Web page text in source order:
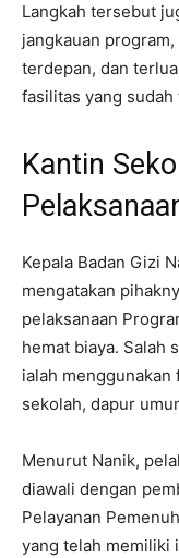
Langkah tersebut
jangkauan
terdepan, dan
fasilitas yang
Kantin
Kepala Badan Gizi
mengatakan
pelaksanaan
hemat biaya. Salah
ialah
sekolah, dapur
Menurut Nanik,
diawali dengan
Pelayanan
yang telah memiliki